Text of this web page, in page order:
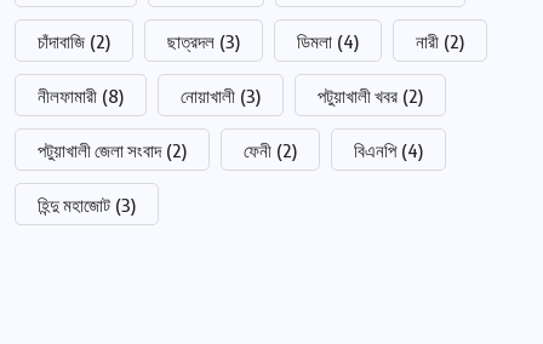
চাঁদাবাজি (2) ছাত্রদল (3) ডিমলা (4) নারী (2)
নীলফামারী (8) নোয়াখালী (3) পটুয়াখালী খবর (2)
পটুয়াখালী জেলা সংবাদ (2) ফেনী (2) বিএনপি (4)
হিন্দু মহাজোট (3)